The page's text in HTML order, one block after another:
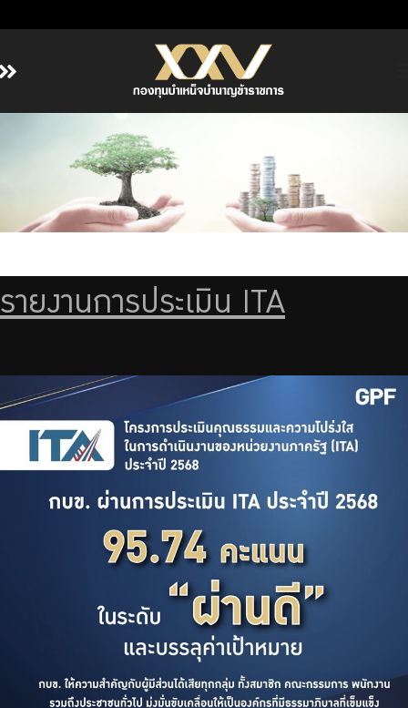
เกี่ยวกับ กบข.
รายงานผลการดำเนินงาน
บริการเจ้าหน้าที่ส่วนราชการ
ร่วมงานกับเรา
Eng
รายงานการประเมิน ITA